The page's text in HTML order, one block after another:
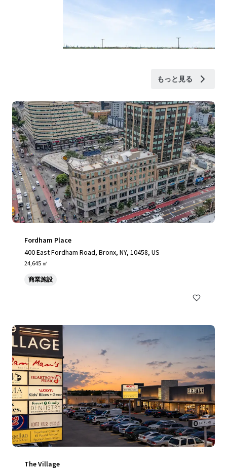
もっと見る
Fordham Place
400 East Fordham Road, Bronx, NY, 10458, US
24,645 ㎡
商業施設
The Village